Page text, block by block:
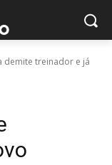
demite treinador e já